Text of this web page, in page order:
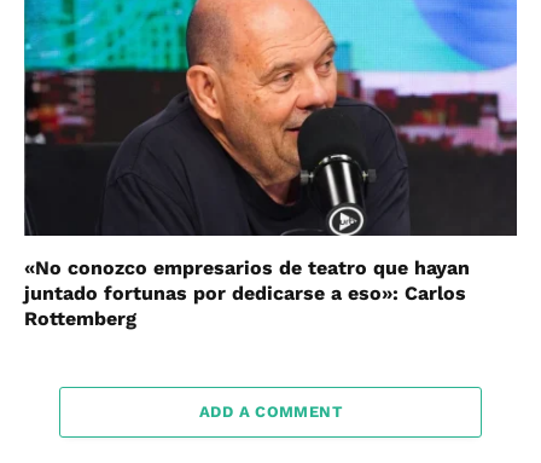
«No conozco empresarios de teatro que hayan
juntado fortunas por dedicarse a eso»: Carlos
Rottemberg
ADD A COMMENT